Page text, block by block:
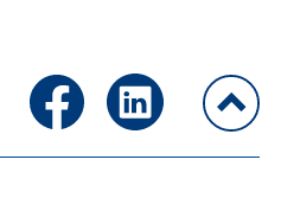
Seite über Facebook teilen
Seite über